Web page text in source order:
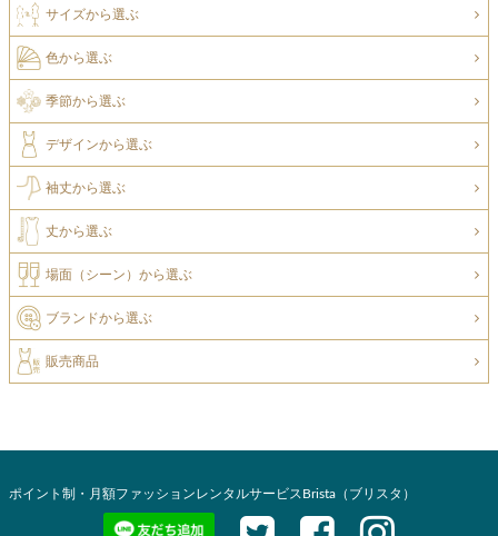
サイズから選ぶ
色から選ぶ
季節から選ぶ
デザインから選ぶ
袖丈から選ぶ
丈から選ぶ
場面（シーン）から選ぶ
ブランドから選ぶ
販売商品
ポイント制・月額ファッションレンタルサービスBrista（ブリスタ）